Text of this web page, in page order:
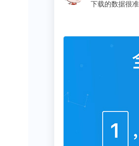
同学推荐的o，